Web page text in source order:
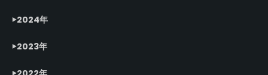
2024年
2023年